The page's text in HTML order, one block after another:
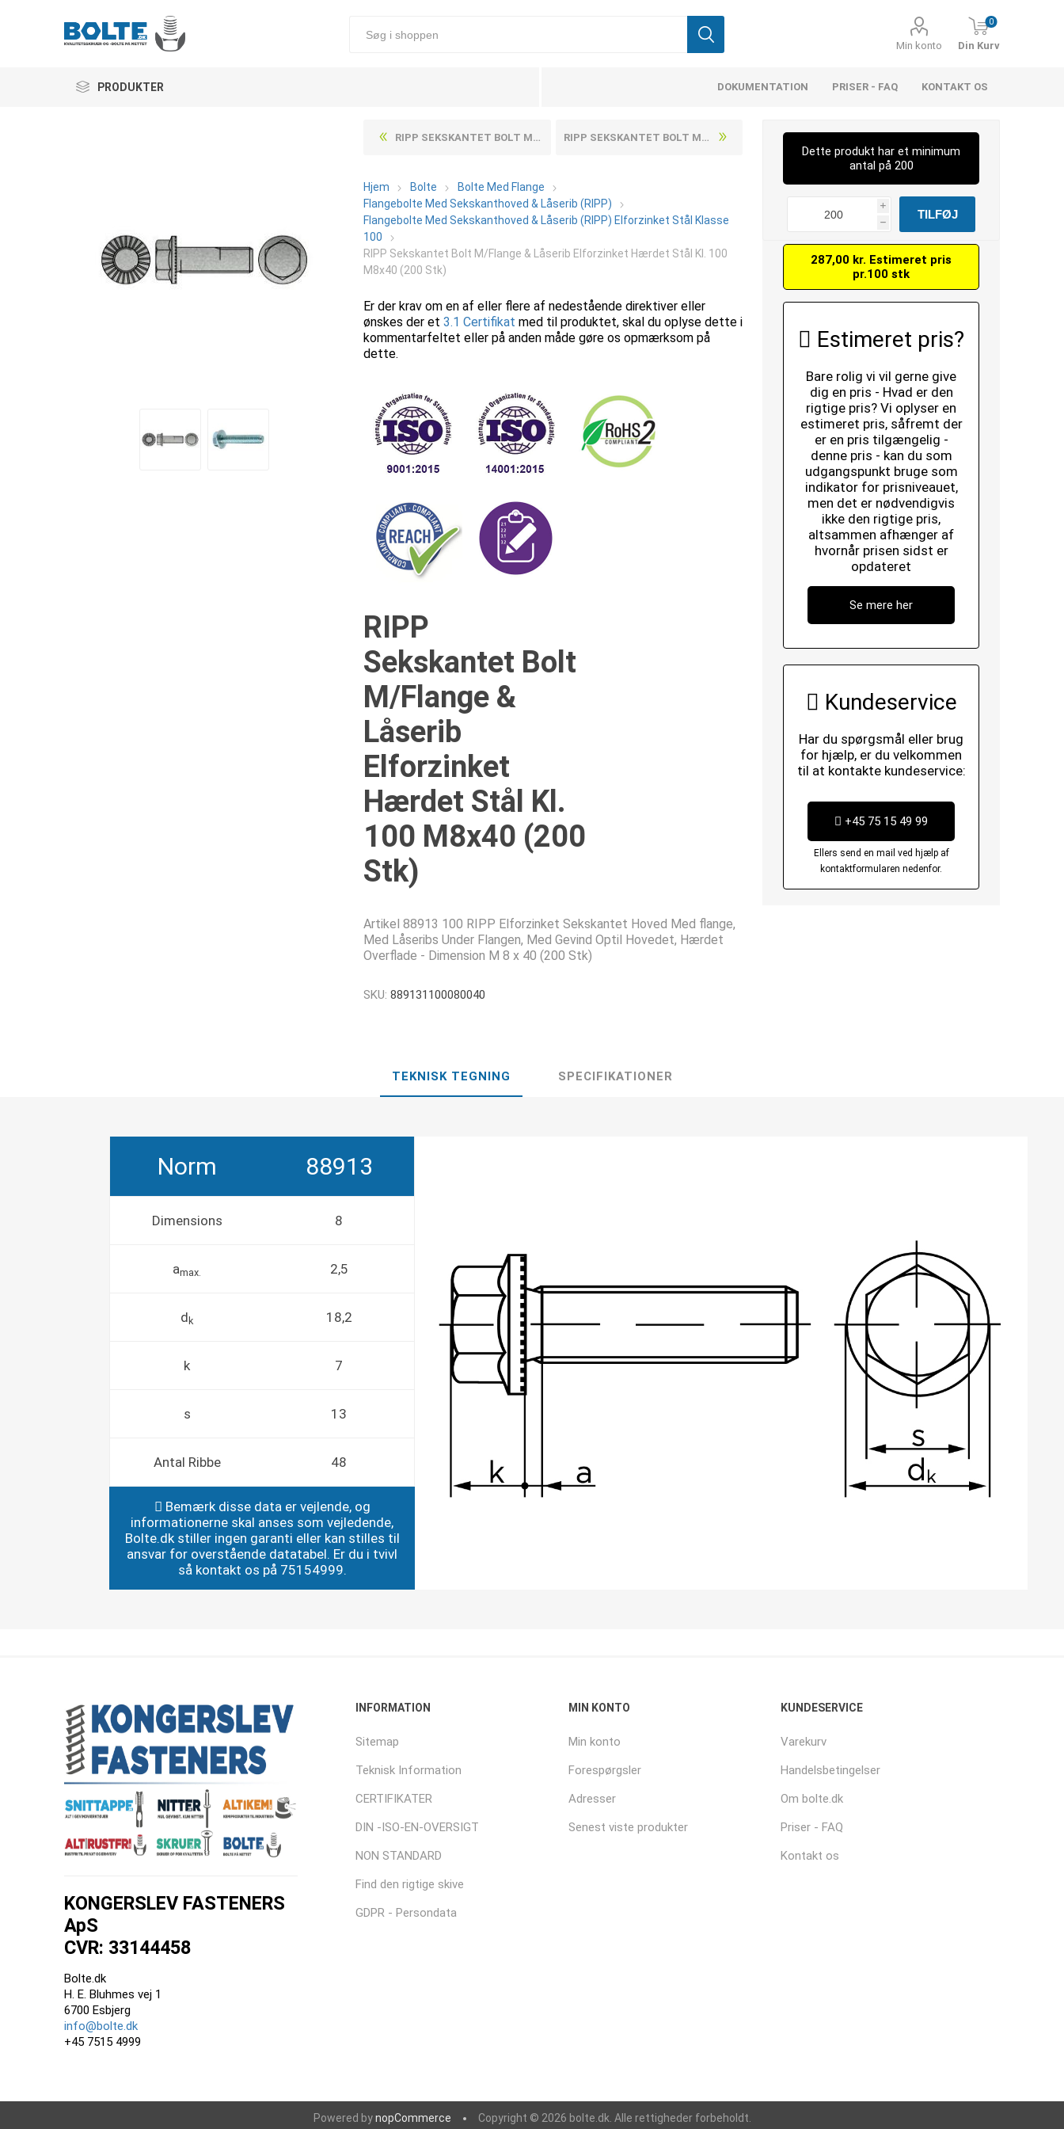
Min konto
0
Din Kurv
PRODUKTER DOKUMENTATION PRISER - FAQ KONTAKT OS
RIPP SEKSKANTET BOLT M/FLANGE & LÅSERIB ELFORZINKET HÆRDET STÅL KL. 100 M8X30 (200 STK) RIPP SEKSKANTET BOLT M/FLANGE & LÅSERIB ELFORZINKET HÆRDET STÅL KL. 100 M8X50 (200 STK)
Hjem Bolte
Bolte Med Flange
Flangebolte Med Sekskanthoved & Låserib (RIPP)
Flangebolte Med Sekskanthoved & Låserib (RIPP) Elforzinket Stål Klasse
100
RIPP Sekskantet Bolt M/Flange & Låserib Elforzinket Hærdet Stål Kl. 100
M8x40 (200 Stk)
Er der krav om en af eller flere af nedestående direktiver eller
ønskes der et3.1 Certifikat med til produktet, skal du oplyse dette i
kommentarfeltet eller på anden måde gøre os opmærksom på
dette.
RIPP
Sekskantet Bolt
M/Flange &
Låserib
Elforzinket
Hærdet Stål Kl.
100 M8x40 (200
Stk)
Artikel 88913 100 RIPP Elforzinket Sekskantet Hoved Med flange,
Med Låseribs Under Flangen, Med Gevind Optil Hovedet, Hærdet
Overflade - Dimension M 8 x 40 (200 Stk)
SKU: 889131100080040
Dette produkt har et minimum
antal på 200
i
h
287,00 kr. Estimeret pris
pr.100 stk
Estimeret pris?
Bare rolig vi vil gerne give
dig en pris - Hvad er den
rigtige pris? Vi oplyser en
estimeret pris, såfremt der
er en pris tilgængelig -
denne pris - kan du som
udgangspunkt bruge som
indikator for prisniveauet,
men det er nødvendigvis
ikke den rigtige pris,
altsammen afhænger af
hvornår prisen sidst er
opdateret
Se mere her
Kundeservice
Har du spørgsmål eller brug
for hjælp, er du velkommen
til at kontakte kundeservice:
+45 75 15 49 99
Ellers send en mail ved hjælp af
kontaktformularen nedenfor.
TEKNISK TEGNING SPECIFIKATIONER
Norm 88913
Dimensions 8
amax. 2,5
dk 18,2
k 7
s 13
Antal Ribbe 48
Bemærk disse data er vejlende, og
informationerne skal anses som vejledende,
Bolte.dk stiller ingen garanti eller kan stilles til
ansvar for overstående datatabel. Er du i tvivl
så kontakt os på 75154999.
KONGERSLEV FASTENERS
ApS
CVR: 33144458
Bolte.dk
H. E. Bluhmes vej 1
6700 Esbjerg
info@bolte.dk
+45 7515 4999
INFORMATION
Sitemap
Teknisk Information
CERTIFIKATER
DIN -ISO-EN-OVERSIGT
NON STANDARD
Find den rigtige skive
GDPR - Persondata
MIN KONTO
Min konto
Forespørgsler
Adresser
Senest viste produkter
KUNDESERVICE
Varekurv
Handelsbetingelser
Om bolte.dk
Priser - FAQ
Kontakt os
Powered bynopCommerce Copyright © 2026 bolte.dk. Alle rettigheder forbeholdt.